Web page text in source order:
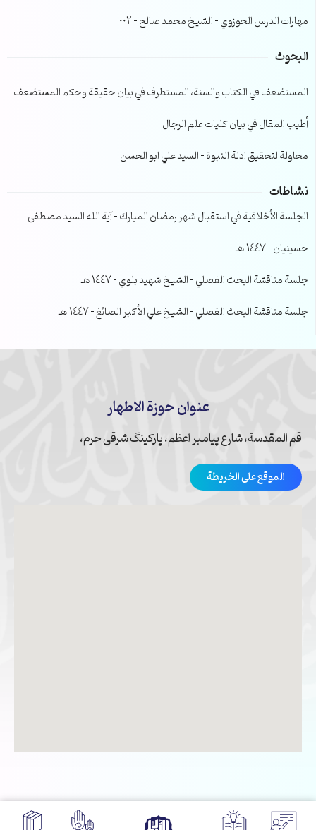
مهارات الدرس الحوزوي – الشيخ محمد صالح – 002
البحوث
المستضعف في الكتاب والسنة، المستطرف في بيان حقيقة وحكم المستضعف
أطيب المقال في بيان كليات علم الرجال
محاولة لتحقيق ادلة النبوة – السيد علي ابو الحسن
نشاطات
الجلسة الأخلاقية في استقبال شهر رمضان المبارك – آية الله السيد مصطفى
حسينيان – 1447 هـ
جلسة مناقشة البحث الفصلي – الشيخ شهيد بلوي – 1447 هـ
جلسة مناقشة البحث الفصلي – الشيخ علي الأكبر الصائغ – 1447 هـ
عنوان حوزة الاطهار
قم المقدسة، شارع پیامبر اعظم، پارکینگ شرقی حرم،
الموقع على الخريطة